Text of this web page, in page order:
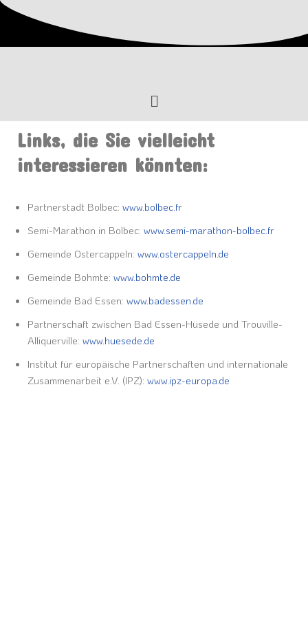
Links, die Sie vielleicht
interessieren könnten:
Partnerstadt Bolbec: www.bolbec.fr
Semi-Marathon in Bolbec: www.semi-marathon-bolbec.fr
Gemeinde Ostercappeln: www.ostercappeln.de
Gemeinde Bohmte: www.bohmte.de
Gemeinde Bad Essen: www.badessen.de
Partnerschaft zwischen Bad Essen-Hüsede und Trouville-
Alliquerville: www.huesede.de
Institut für europäische Partnerschaften und internationale
Zusammenarbeit e.V. (IPZ): www.ipz-europa.de